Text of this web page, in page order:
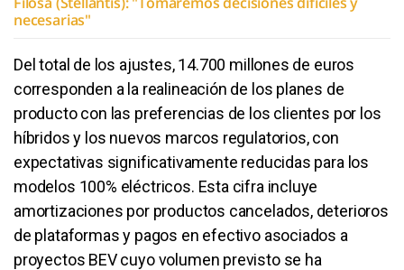
necesarias"
Del total de los ajustes, 14.700 millones de euros
corresponden a la realineación de los planes de
producto con las preferencias de los clientes por los
híbridos y los nuevos marcos regulatorios, con
expectativas significativamente reducidas para los
modelos 100% eléctricos. Esta cifra incluye
amortizaciones por productos cancelados, deterioros
de plataformas y pagos en efectivo asociados a
proyectos BEV cuyo volumen previsto se ha